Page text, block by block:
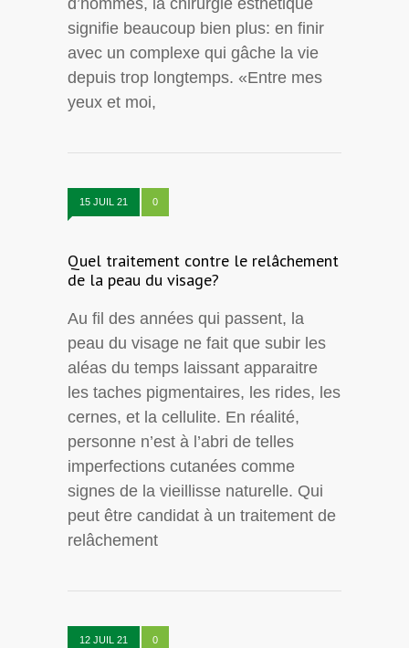
d’hommes, la chirurgie esthétique
signifie beaucoup bien plus: en finir
avec un complexe qui gâche la vie
depuis trop longtemps. «Entre mes
yeux et moi,
15 JUIL 21 0
Quel traitement contre le relâchement
de la peau du visage?
Au fil des années qui passent, la
peau du visage ne fait que subir les
aléas du temps laissant apparaitre
les taches pigmentaires, les rides, les
cernes, et la cellulite. En réalité,
personne n’est à l’abri de telles
imperfections cutanées comme
signes de la vieillisse naturelle. Qui
peut être candidat à un traitement de
relâchement
12 JUIL 21 0